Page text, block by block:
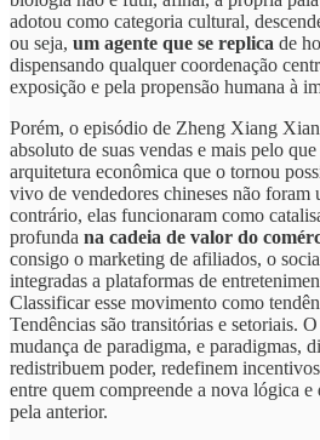
adotou como categoria cultural,
ou seja, um agente que se replica de
dispensando qualquer coordenação
exposição e pela propensão humana à
Porém, o episódio de Zheng Xiang
absoluto de suas vendas e mais pelo
arquitetura econômica que o tornou
vivo de vendedores chineses não
contrário, elas funcionaram como
profunda na cadeia de valor do
consigo o marketing de afiliados, o
integradas a plataformas de
Classificar esse movimento como
Tendências são transitórias e setoriais.
mudança de paradigma, e paradigmas,
redistribuem poder, redefinem
entre quem compreende a nova lógica
pela anterior.